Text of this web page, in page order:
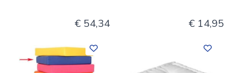
€ 54,34 € 14,95